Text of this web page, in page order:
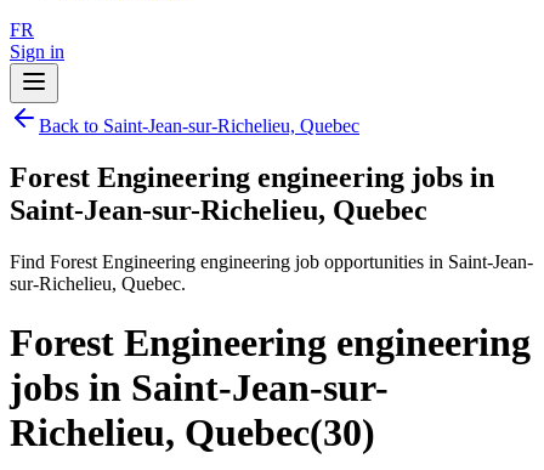
FR
Sign in
Back to Saint-Jean-sur-Richelieu, Quebec
Forest Engineering engineering jobs in
Saint-Jean-sur-Richelieu, Quebec
Find Forest Engineering engineering job opportunities in Saint-Jean-
sur-Richelieu, Quebec.
Forest Engineering engineering
jobs in Saint-Jean-sur-
Richelieu, Quebec(30)